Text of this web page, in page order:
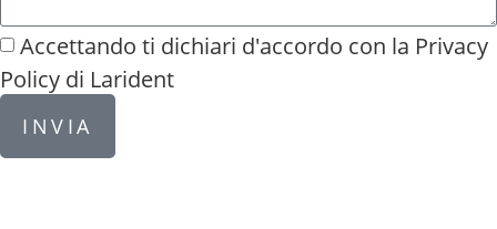
Accettando ti dichiari d'accordo con la Privacy
Policy di Larident
INVIA